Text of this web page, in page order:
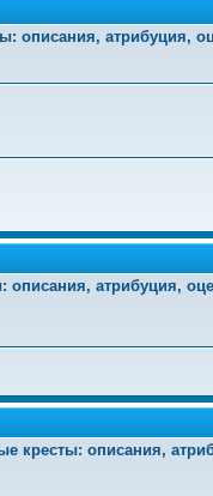
описания, атрибуция,
атрибуция,
кресты: описания,